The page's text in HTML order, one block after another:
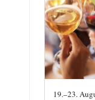
19.–23.